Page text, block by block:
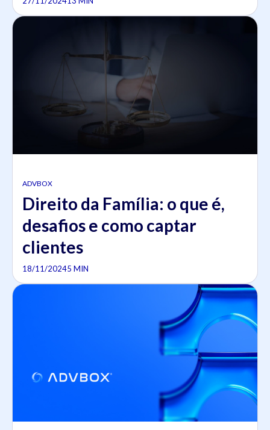
ADVBOX
Direito da Família: o que é,
desafios e como captar
clientes
18/11/20245 MIN